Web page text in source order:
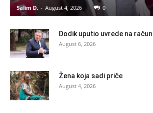
Salim D. - August 4, 2026 0
Dodik uputio uvrede na
August 6, 2026
Žena koja sadi priče
August 4, 2026